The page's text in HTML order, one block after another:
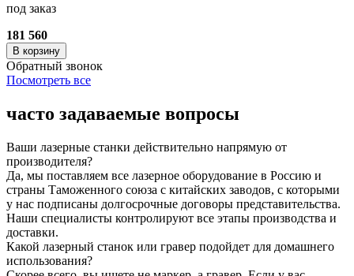
под заказ
181 560
В корзину
Обратный звонок
Посмотреть все
часто задаваемые вопросы
Ваши лазерные станки действительно напрямую от
производителя?
Да, мы поставляем все лазерное оборудование в Россию и
страны Таможенного союза с китайских заводов, с которыми
у нас подписаны долгосрочные договоры представительства.
Наши специалисты контролируют все этапы производства и
доставки.
Какой лазерный станок или гравер подойдет для домашнего
использования?